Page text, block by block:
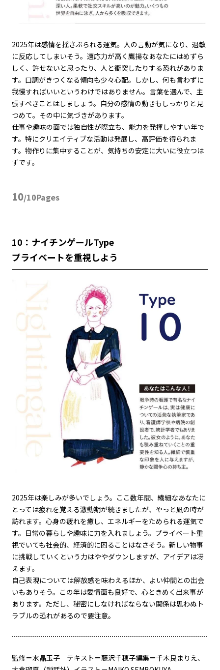
2025年は感情を揺さぶられる運気。人の言動が気になり、過敏
に反応してしまいそう。適応力が高く鷹揚なあなたにはめずら
しく、許せないと思ったり、人と衝突したりする恐れがありま
す。口調がきつくなる傾向も少々心配。しかし、何も言わずに
我慢すればいいというわけではありません。言葉を選んで、主
張すべきことはしましょう。自分の感情の動きもしっかりと見
つめて。その中に気づきがあります。
仕事や趣味の面では独自性が際立ち、能力を発揮しやすい年で
す。特にクリエイティブな活動は発展し、高評価を得られま
す。物作りに集中することが、気持ちの安定に大いに役立つは
ずです。
10/10Pages
10：ナイチンゲールType
プライベートを重視しよう
2025年は楽しみが多いでしょう。ここ数年間、繊細なあなたに
とっては疲れを覚える激動期が続きましたが、やっと凪の時が
訪れます。心身の疲れを癒し、エネルギーをためられる運気で
す。日常の暮らしや趣味に力を入れましょう。プライベート重
視でいても社会的、経済的に困ることはなさそう。新しい物事
に挑戦していくという力はややダウンしますが、アイデアは冴
えます。
自己表現については解放感を味わえるほか、よい仲間との出会
いもありそう。この年は愛情面も良好で、心ときめく出来事が
あります。ただし、秘密にしなければならない関係は思わぬト
ラブルの恐れがあるので要注意。
監修＝水晶玉子 テキスト＝藤沢千穂子編集＝千木良まりえ、